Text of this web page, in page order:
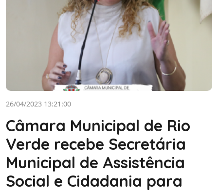
26/04/2023 13:21:00
Câmara Municipal de Rio
Verde recebe Secretária
Municipal de Assistência
Social e Cidadania para